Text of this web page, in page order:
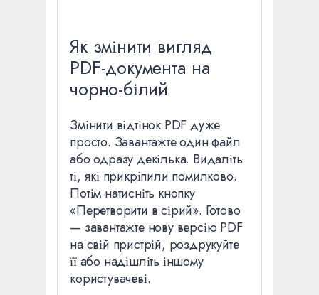
Як змінити вигляд
PDF-документа на
чорно-білий
Змінити відтінок PDF дуже
просто. Завантажте один файл
або одразу декілька. Видаліть
ті, які прикріпили помилково.
Потім натисніть кнопку
«Перетворити в сірий». Готово
— завантажте нову версію PDF
на свій пристрій, роздрукуйте
її або надішліть іншому
користувачеві.